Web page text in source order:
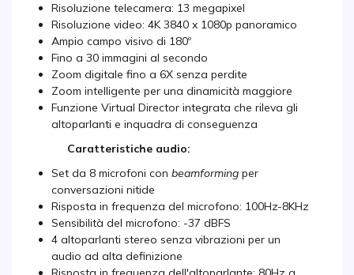
Risoluzione telecamera: 13 megapixel
Risoluzione video: 4K 3840 x 1080p panoramico
Ampio campo visivo di 180º
Fino a 30 immagini al secondo
Zoom digitale fino a 6X senza perdite
Zoom intelligente per una dinamicità maggiore
Funzione Virtual Director integrata che rileva gli
altoparlanti e inquadra di conseguenza
Caratteristiche audio:
Set da 8 microfoni con beamforming per
conversazioni nitide
Risposta in frequenza del microfono: 100Hz-8KHz
Sensibilità del microfono: -37 dBFS
4 altoparlanti stereo senza vibrazioni per un
audio ad alta definizione